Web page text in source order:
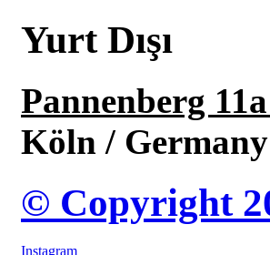
Yurt Dışı
Pannenberg
Köln / Germany
© Copyright
Instagram